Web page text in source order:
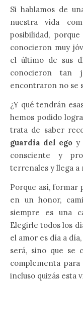
Si hablamos de
nuestra vida
posibilidad,
conocieron muy
el último de sus
conocieron tan
encontraron no se
¿Y qué tendrán
hemos podido
trata de saber
guardia del ego y
consciente y
terrenales y llega a
Porque así, formar
en un honor,
siempre es una
Elegirle todos los
el amor es día a
será, sino que se
complementa
incluso quizás esta